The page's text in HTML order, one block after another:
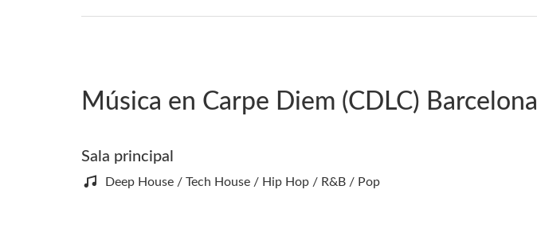
Música en Carpe Diem (CDLC) Barcelona
Sala principal
Deep House / Tech House / Hip Hop / R&B / Pop